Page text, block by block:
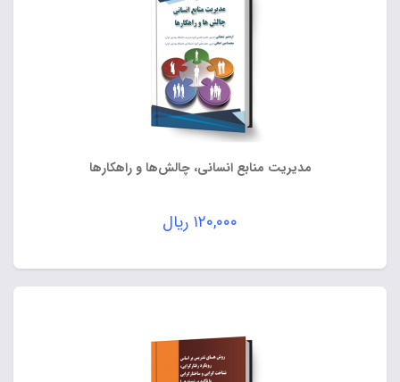
مدیریت منابع انسانی، چالش‌ها و راهکارها
۱۲۰,۰۰۰ ریال